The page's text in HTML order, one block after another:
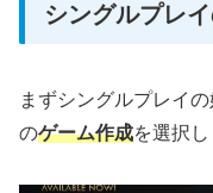
シングルプレ
まずシングルプレイ
のゲーム作成を選択し